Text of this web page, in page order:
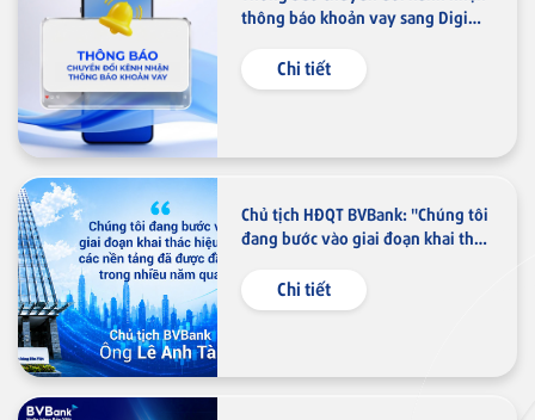
thông báo khoản vay sang Digimi
Chi tiết
Chủ tịch HĐQT BVBank: "Chúng tôi
đang bước vào giai đoạn khai thác
đầu tư trong nhiều năm qua"
Chi tiết
Thẻ NAPAS
Thẻ tín dụng BVBank NAPAS